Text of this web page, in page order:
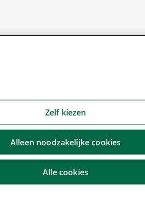
Zelf kiezen
Alleen noodzakelijke cookies
Alle cookies